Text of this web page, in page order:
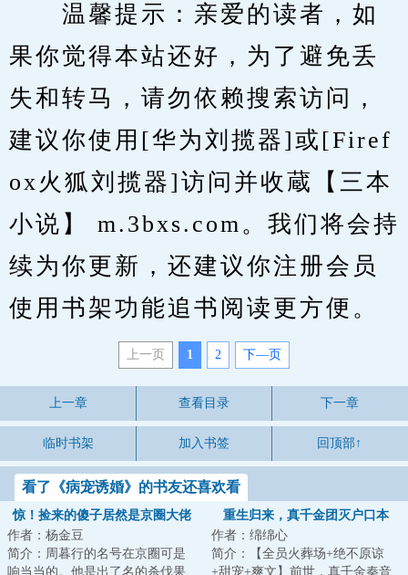
温馨提示：亲爱的读者，如
果你觉得本站还好，为了避免丢
失和转马，请勿依赖搜索访问，
建议你使用[华为刘揽器]或[Firef
ox火狐刘揽器]访问并收蔵【三本
小说】 m.3bxs.com。我们将会持
续为你更新，还建议你注册会员
使用书架功能追书阅读更方便。
上一页 1 2 下—页
上一章 查看目录 下一章
临时书架 加入书签 回顶部↑
看了《病宠诱婚》的书友还喜欢看
惊！捡来的傻子居然是京圈大佬
作者：杨金豆
简介：周暮行的名号在京圈可是
响当当的。他是出了名的杀伐果
重生归来，真千金团灭户口本
作者：绵绵心
简介：【全员火葬场+绝不原谅
+甜宠+爽文】前世，真千金秦音